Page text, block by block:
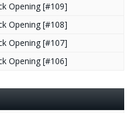
Opening [#109]
Opening [#108]
Opening [#107]
Opening [#106]